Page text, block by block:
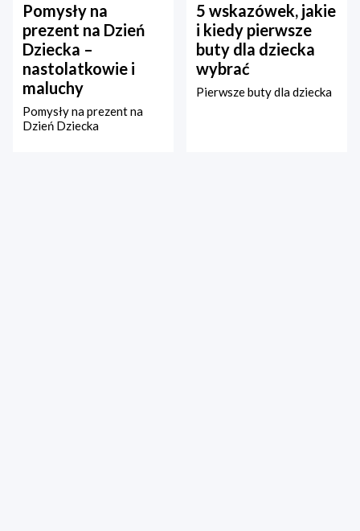
Pomysły na
prezent na Dzień
Dziecka –
nastolatkowie i
maluchy
Pomysły na prezent na
Dzień Dziecka
5 wskazówek, jakie
i kiedy pierwsze
buty dla dziecka
wybrać
Pierwsze buty dla dziecka